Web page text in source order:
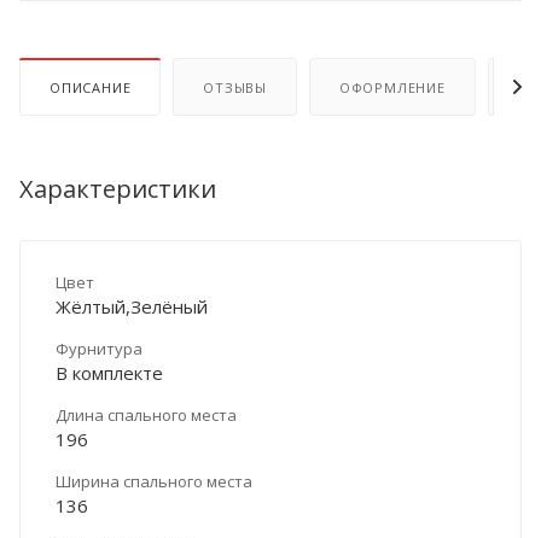
ОПИСАНИЕ ОТЗЫВЫ ОФОРМЛЕНИЕ
Характеристики
Цвет
Жёлтый,Зелёный
Фурнитура
В комплекте
Длина спального места
196
Ширина спального места
136